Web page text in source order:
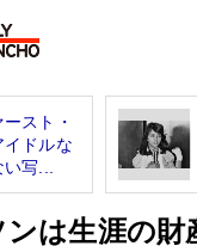
ースト・
イドルな
写...
ンは生涯の